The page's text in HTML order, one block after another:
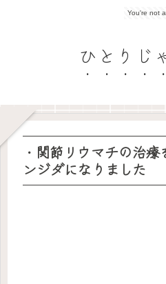
You're not
ひとりじ
・関節リウマチの治
ンジダになりました